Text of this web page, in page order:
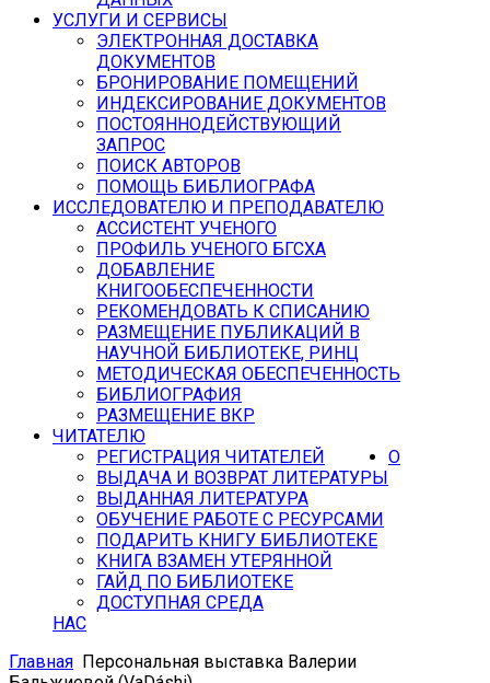
УСЛУГИ И СЕРВИСЫ
ЭЛЕКТРОННАЯ ДОСТАВКА
ДОКУМЕНТОВ
БРОНИРОВАНИЕ ПОМЕЩЕНИЙ
ИНДЕКСИРОВАНИЕ ДОКУМЕНТОВ
ПОСТОЯННОДЕЙСТВУЮЩИЙ
ЗАПРОС
ПОИСК АВТОРОВ
ПОМОЩЬ БИБЛИОГРАФА
ИССЛЕДОВАТЕЛЮ И ПРЕПОДАВАТЕЛЮ
АССИСТЕНТ УЧЕНОГО
ПРОФИЛЬ УЧЕНОГО БГСХА
ДОБАВЛЕНИЕ
КНИГООБЕСПЕЧЕННОСТИ
РЕКОМЕНДОВАТЬ К СПИСАНИЮ
РАЗМЕЩЕНИЕ ПУБЛИКАЦИЙ В
НАУЧНОЙ БИБЛИОТЕКЕ, РИНЦ
МЕТОДИЧЕСКАЯ ОБЕСПЕЧЕННОСТЬ
БИБЛИОГРАФИЯ
РАЗМЕЩЕНИЕ ВКР
ЧИТАТЕЛЮ
РЕГИСТРАЦИЯ ЧИТАТЕЛЕЙ
ВЫДАЧА И ВОЗВРАТ ЛИТЕРАТУРЫ
ВЫДАННАЯ ЛИТЕРАТУРА
ОБУЧЕНИЕ РАБОТЕ С РЕСУРСАМИ
ПОДАРИТЬ КНИГУ БИБЛИОТЕКЕ
КНИГА ВЗАМЕН УТЕРЯННОЙ
ГАЙД ПО БИБЛИОТЕКЕ
ДОСТУПНАЯ СРЕДА
О
НАС
Главная Персональная выставка Валерии